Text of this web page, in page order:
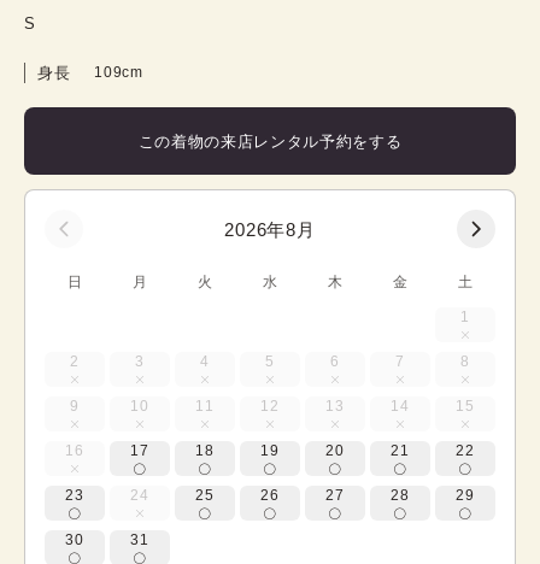
S
身長 109cm
この着物の来店レンタル予約をする
2026年8月
日 月 火 水 木 金 土
1
2 3 4 5 6 7 8
9 10 11 12 13 14 15
16 17 18 19 20 21 22
23 24 25 26 27 28 29
30 31